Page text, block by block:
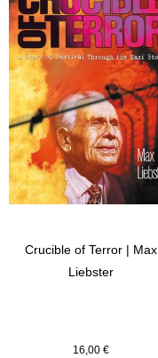
Crucible of Terror | Max
Liebster
16,00 €